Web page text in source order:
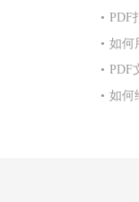
• PDF
• 如何
• PDF
• 如何